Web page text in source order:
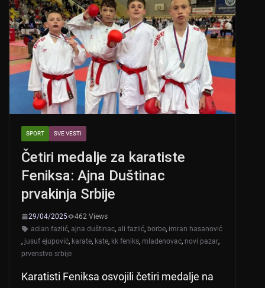
SPORT SVE VESTI
Četiri medalje za karatiste
Feniksa: Ajna Duštinac
prvakinja Srbije
29/04/2025
462 Views
adian fazlić, ajna duštinac, ali fazlić, borbe, imran hasanović
, jusuf ejupović, karate, kate, kk feniks, mladenovac, novi pazar,
prvenstvo srbije
Karatisti Feniksa osvojili četiri medalje na